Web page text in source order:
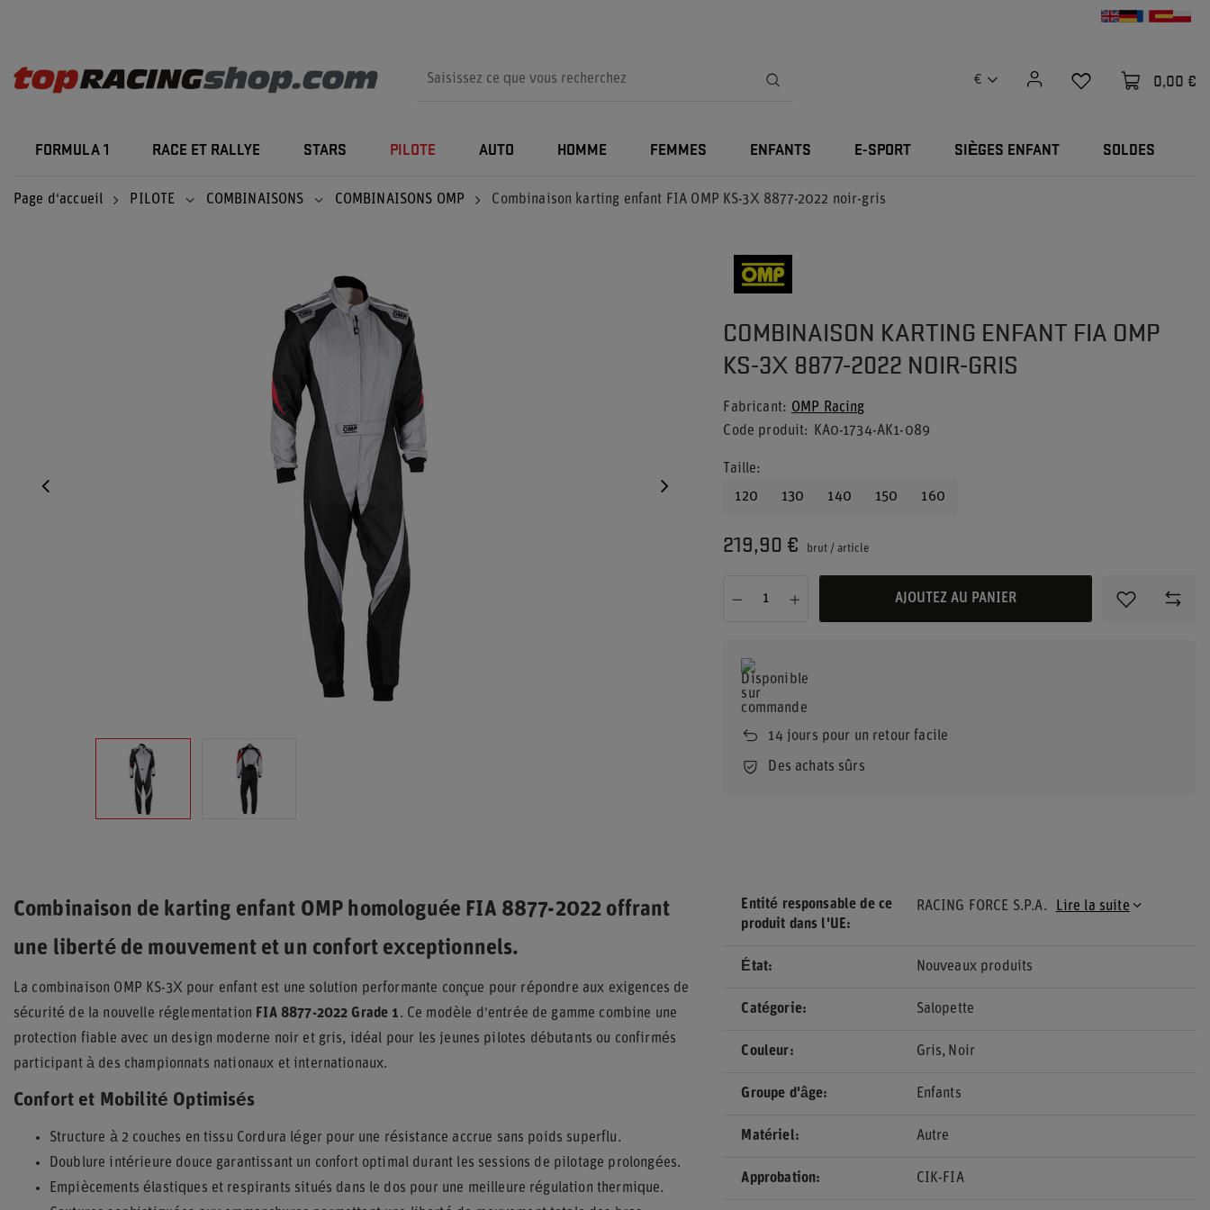
€ 0,00 €
FORMULA 1 RACE ET RALLYE STARS PILOTE AUTO HOMME FEMMES ENFANTS E-SPORT SIÈGES ENFANT SOLDES
Page d'accueil PILOTE COMBINAISONS COMBINAISONS OMP Combinaison karting enfant FIA OMP KS-3X 8877-2022 noir-gris
COMBINAISON KARTING ENFANT FIA OMP
KS-3X 8877-2022 NOIR-GRIS
Fabricant
OMP Racing
Code produit
KA0-1734-AK1-089
Taille
120
130 140 150 160
219,90 € brut /article
AJOUTEZ AU PANIER
14jours pour un retour facile
Des achats sûrs
Combinaison de karting enfant OMP homologuée FIA 8877-2022 offrant
une liberté de mouvement et un confort exceptionnels.
La combinaison OMP KS-3X pour enfant est une solution performante conçue pour répondre aux exigences de
sécurité de la nouvelle réglementation FIA 8877-2022 Grade 1. Ce modèle d'entrée de gamme combine une
protection fiable avec un design moderne noir et gris, idéal pour les jeunes pilotes débutants ou confirmés
participant à des championnats nationaux et internationaux.
Confort et Mobilité Optimisés
Structure à 2 couches en tissu Cordura léger pour une résistance accrue sans poids superflu.
Doublure intérieure douce garantissant un confort optimal durant les sessions de pilotage prolongées.
Empiècements élastiques et respirants situés dans le dos pour une meilleure régulation thermique.
Entité responsable de ce
produit dans l'UE
RACING FORCE S.P.A. Lire la suite
État Nouveaux produits
Catégorie Salopette
Couleur Gris Noir
Groupe d'âge Enfants
Matériel Autre
Approbation CIK-FIA